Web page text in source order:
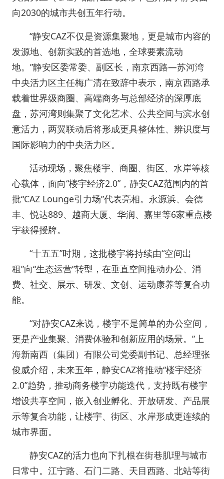
向2030的城市共创五年行动。
“静安CAZ不仅是资源集聚地，更是城市内容的
发源地、创新实践的首选地，全球要素流动
地。”静安区委常委、副区长，南京西路—苏河湾
中央活力区主任梅广清在致辞中表示，南京西路承
载着世界级商圈、高端商务与总部经济的深厚底
盘，苏河湾则集聚了文化艺术、公共空间与滨水创
意活力，两翼联动后将形成更具整体性、辨识度与
国际影响力的中央活力区。
活动现场，聚焦楼宇、商圈、街区、水岸等核
心载体，面向“楼宇经济2.0”，静安CAZ范围内的首
批“CAZ Lounge引力场”代表亮相。永源浜、会德
丰、悦达889、越商大厦、华润、嘉里等6家重点楼
宇获得授牌。
“十五五”时期，这批楼宇将持续由“空间出
租”向“生态运营”转型，在垂直空间推动办公、消
费、社交、展示、研发、文创、运动康养等复合功
能。
“对静安CAZ来说，楼宇不是简单的办公空间，
更是产业集聚、消费体验和创新应用的场景。”上
海新南西（集团）有限公司党委副书记、总经理张
俊威介绍，未来五年，静安CAZ将推动“楼宇经济
2.0”趋势，推动商务楼宇功能迭代，支持既有楼宇
增设共享空间，嵌入创业孵化、开放研发、产品展
示等复合功能，让楼宇、街区、水岸形成更连续的
城市界面。
静安CAZ的活力也向下扎根在街巷肌理与城市
日常中。江宁路、石门二路、天目西路、北站等街